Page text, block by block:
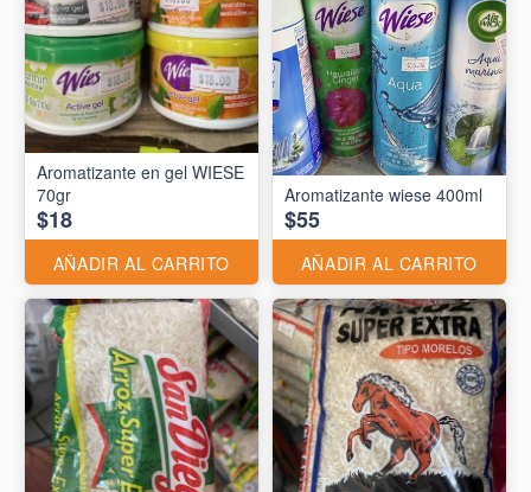
Aromatizante en gel WIESE
70gr
$18
AÑADIR AL CARRITO
Aromatizante wiese 400ml
$55
AÑADIR AL CARRITO